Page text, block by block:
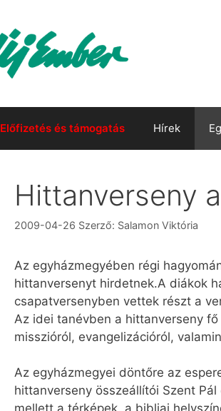
Előfizetés és támogatás Hírek
Hittanverseny
2009-04-26 Szerző: Salamon Viktória
Az egyházmegyében régi
hittanversenyt hirdetnek.A diákok
csapatversenyben vettek részt a
Az idei tanévben a hittanverseny
misszióról, evangelizációról,
Az egyházmegyei döntőre az
hittanverseny összeállítói Szent